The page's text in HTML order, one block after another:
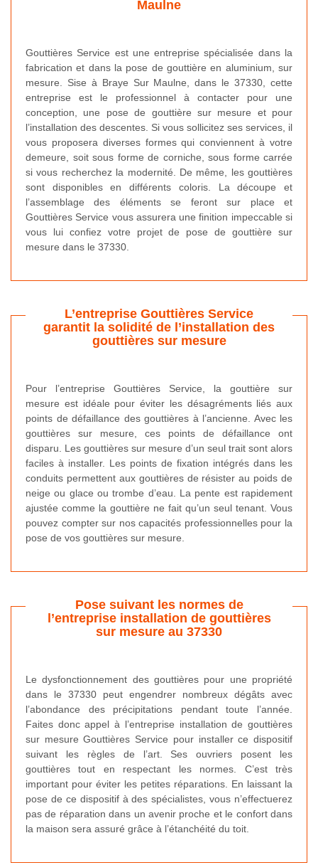
Maulne
Gouttières Service est une entreprise spécialisée dans la
fabrication et dans la pose de gouttière en aluminium, sur
mesure. Sise à Braye Sur Maulne, dans le 37330, cette
entreprise est le professionnel à contacter pour une
conception, une pose de gouttière sur mesure et pour
l’installation des descentes. Si vous sollicitez ses services, il
vous proposera diverses formes qui conviennent à votre
demeure, soit sous forme de corniche, sous forme carrée
si vous recherchez la modernité. De même, les gouttières
sont disponibles en différents coloris. La découpe et
l’assemblage des éléments se feront sur place et
Gouttières Service vous assurera une finition impeccable si
vous lui confiez votre projet de pose de gouttière sur
mesure dans le 37330.
L’entreprise Gouttières Service
garantit la solidité de l’installation des
gouttières sur mesure
Pour l’entreprise Gouttières Service, la gouttière sur
mesure est idéale pour éviter les désagréments liés aux
points de défaillance des gouttières à l’ancienne. Avec les
gouttières sur mesure, ces points de défaillance ont
disparu. Les gouttières sur mesure d’un seul trait sont alors
faciles à installer. Les points de fixation intégrés dans les
conduits permettent aux gouttières de résister au poids de
neige ou glace ou trombe d’eau. La pente est rapidement
ajustée comme la gouttière ne fait qu’un seul tenant. Vous
pouvez compter sur nos capacités professionnelles pour la
pose de vos gouttières sur mesure.
Pose suivant les normes de
l’entreprise installation de gouttières
sur mesure au 37330
Le dysfonctionnement des gouttières pour une propriété
dans le 37330 peut engendrer nombreux dégâts avec
l’abondance des précipitations pendant toute l’année.
Faites donc appel à l’entreprise installation de gouttières
sur mesure Gouttières Service pour installer ce dispositif
suivant les règles de l’art. Ses ouvriers posent les
gouttières tout en respectant les normes. C’est très
important pour éviter les petites réparations. En laissant la
pose de ce dispositif à des spécialistes, vous n’effectuerez
pas de réparation dans un avenir proche et le confort dans
la maison sera assuré grâce à l’étanchéité du toit.